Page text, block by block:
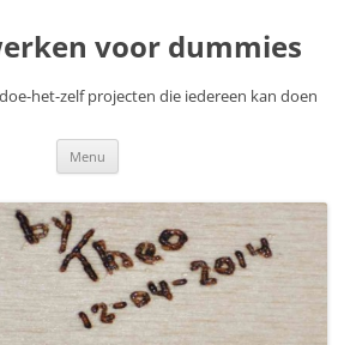
voor dummies
het-zelf projecten die iedereen kan doen
Menu